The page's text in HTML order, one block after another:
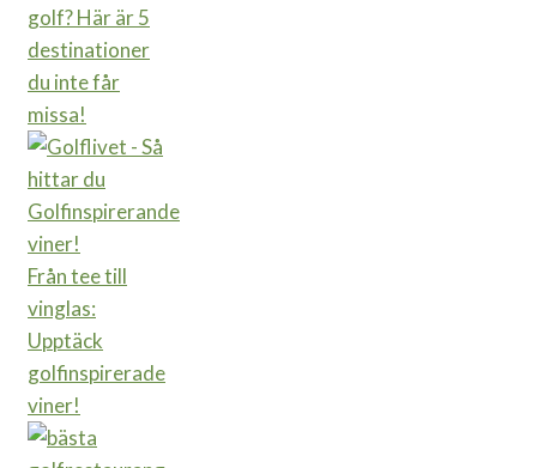
golf? Här är 5
destinationer
du inte får
missa!
Från tee till
vinglas:
Upptäck
golfinspirerade
viner!